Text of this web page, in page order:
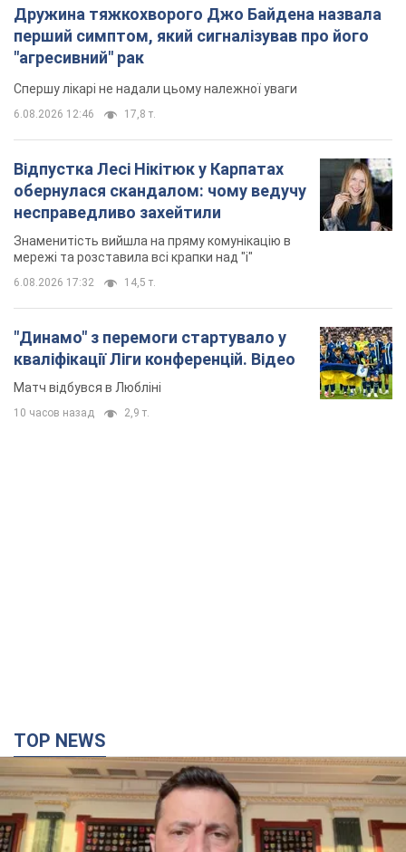
обернулася скандалом: чому ведучу
несправедливо захейтили
Знаменитість вийшла на пряму комунікацію в
кваліфікації Ліги конференцій. Відео
Матч відбувся в Любліні
10 часов назад
"Захист нашого життя": Зеленський про
антибалістику FREYJA, санкції проти Росії й
підтримку аграріїв. Відео